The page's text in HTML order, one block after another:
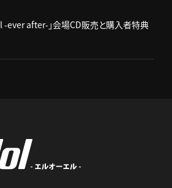
ever after-」会場CD販売と購入者特典